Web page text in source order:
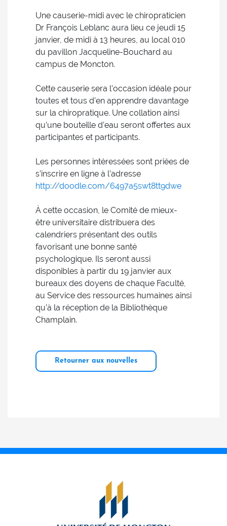
Une causerie-midi avec le chiropraticien
Dr François Leblanc aura lieu ce jeudi 15
janvier, de midi à 13 heures, au local 010
du pavillon Jacqueline-Bouchard au
campus de Moncton.
Cette causerie sera l’occasion idéale pour
toutes et tous d’en apprendre davantage
sur la chiropratique. Une collation ainsi
qu’une bouteille d’eau seront offertes aux
participantes et participants.
Les personnes intéressées sont priées de
s’inscrire en ligne à l’adresse
http://doodle.com/6497a5swt8tt9dwe
À cette occasion, le Comité de mieux-
être universitaire distribuera des
calendriers présentant des outils
favorisant une bonne santé
psychologique. Ils seront aussi
disponibles à partir du 19 janvier aux
bureaux des doyens de chaque Faculté,
au Service des ressources humaines ainsi
qu’à la réception de la Bibliothèque
Champlain.
Retourner aux nouvelles